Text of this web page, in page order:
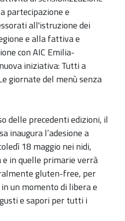
partecipazione e
all'istruzione dei
e alla fattiva e
con AIC Emilia-
iniziativa: Tutti a
giornate del menù senza
delle precedenti edizioni, il
inaugura l’adesione a
18 maggio nei nidi,
e in quelle primarie verrà
gluten-free, per
un momento di libera e
e sapori per tutti i